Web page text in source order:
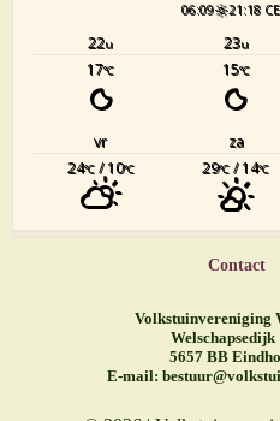
06:09 21:18
22u 23u
17°C 15°C
vr za
24°C/ 10°C 29°C / 14°C
Contact
Volkstuinvereniging
Welschapsedijk
5657 BB
E-mail: